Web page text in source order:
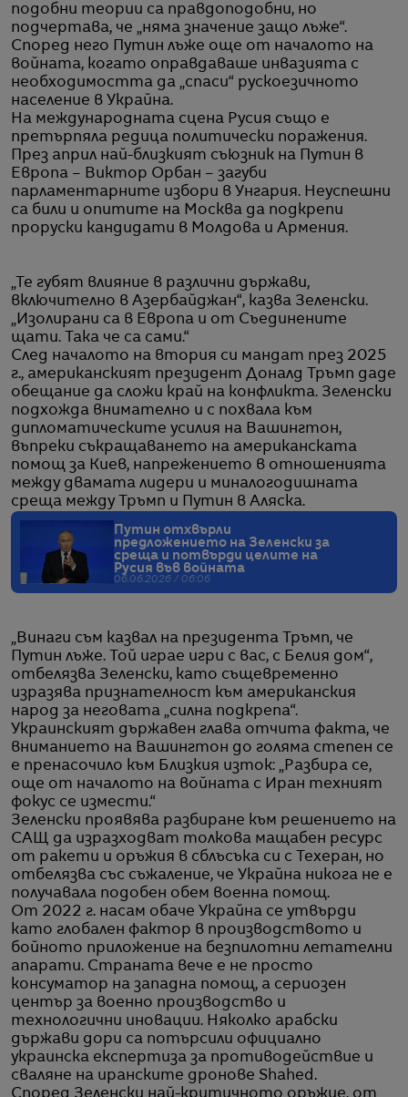
подобни теории са правдоподобни, но
подчертава, че „няма значение защо лъже“.
Според него Путин лъже още от началото на
войната, когато оправдаваше инвазията с
необходимостта да „спаси“ рускоезичното
население в Украйна.
На международната сцена Русия също е
претърпяла редица политически поражения.
През април най-близкият съюзник на Путин в
Европа – Виктор Орбан – загуби
парламентарните избори в Унгария. Неуспешни
са били и опитите на Москва да подкрепи
проруски кандидати в Молдова и Армения.
„Те губят влияние в различни държави,
включително в Азербайджан“, казва Зеленски.
„Изолирани са в Европа и от Съединените
щати. Така че са сами.“
След началото на втория си мандат през 2025
г., американският президент Доналд Тръмп даде
обещание да сложи край на конфликта. Зеленски
подхожда внимателно и с похвала към
дипломатическите усилия на Вашингтон,
въпреки съкращаването на американската
помощ за Киев, напрежението в отношенията
между двамата лидери и миналогодишната
среща между Тръмп и Путин в Аляска.
Путин отхвърли
предложението на Зеленски за
среща и потвърди целите на
Русия във войната
06.06.2026 / 06:06
„Винаги съм казвал на президента Тръмп, че
Путин лъже. Той играе игри с вас, с Белия дом“,
отбелязва Зеленски, като същевременно
изразява признателност към американския
народ за неговата „силна подкрепа“.
Украинският държавен глава отчита факта, че
вниманието на Вашингтон до голяма степен се
е пренасочило към Близкия изток: „Разбира се,
още от началото на войната с Иран техният
фокус се измести.“
Зеленски проявява разбиране към решението на
САЩ да изразходват толкова мащабен ресурс
от ракети и оръжия в сблъсъка си с Техеран, но
отбелязва със съжаление, че Украйна никога не е
получавала подобен обем военна помощ.
От 2022 г. насам обаче Украйна се утвърди
като глобален фактор в производството и
бойното приложение на безпилотни летателни
апарати. Страната вече е не просто
консуматор на западна помощ, а сериозен
център за военно производство и
технологични иновации. Няколко арабски
държави дори са потърсили официално
украинска експертиза за противодействие и
сваляне на иранските дронове Shahed.
Според Зеленски най-критичното оръжие, от